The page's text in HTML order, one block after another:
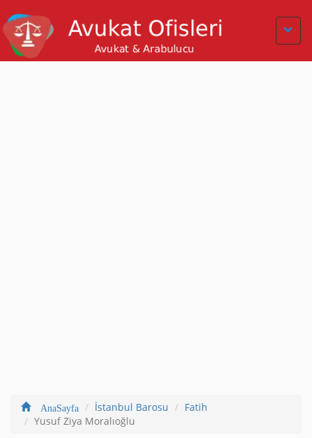
AnaSayfa İstanbul Barosu
Fatih
Yusuf Ziya Moralıoğlu